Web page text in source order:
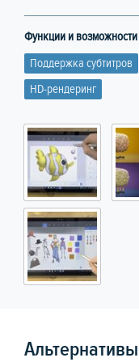
Функции и возможности
Поддержка субтитров
HD-рендеринг